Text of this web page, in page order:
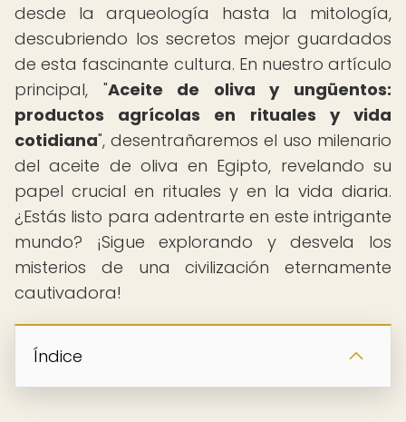
desde la arqueología hasta la mitología,
descubriendo los secretos mejor guardados
de esta fascinante cultura. En nuestro artículo
principal, "Aceite de oliva y ungüentos:
productos agrícolas en rituales y vida
cotidiana", desentrañaremos el uso milenario
del aceite de oliva en Egipto, revelando su
papel crucial en rituales y en la vida diaria.
¿Estás listo para adentrarte en este intrigante
mundo? ¡Sigue explorando y desvela los
misterios de una civilización eternamente
cautivadora!
Índice